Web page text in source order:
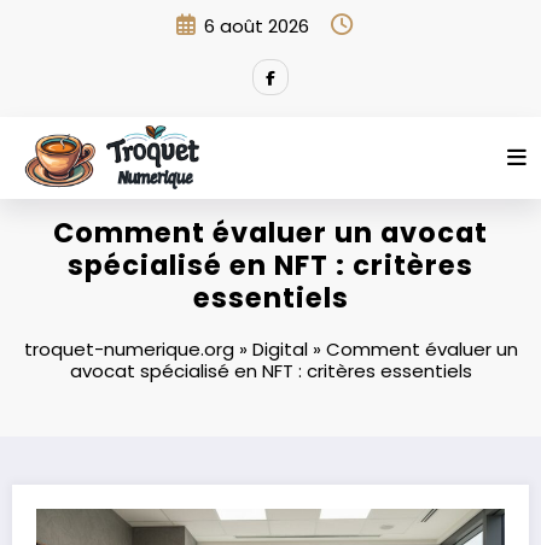
6 août 2026
Comment évaluer un avocat
spécialisé en NFT : critères
essentiels
troquet-numerique.org»Digital»Comment évaluer un
avocat spécialisé en NFT : critères essentiels